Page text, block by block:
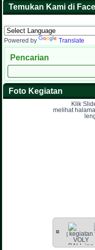
Temukan Kami di
Powered by Translate
Pencarian
Foto Kegiatan
Klik
melihat